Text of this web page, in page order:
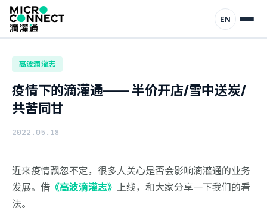
EN
首页 动态 高波滴灌志
高波滴灌志
疫情下的滴灌通—— 半价开店/雪中送炭/
共苦同甘
2022.05.18
近来疫情飘忽不定，很多人关心是否会影响滴灌通的业务
发展。借 《高波滴灌志》 上线，和大家分享一下我们的看
法。